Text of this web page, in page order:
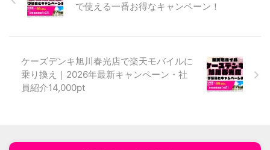
で使える一番お得なキャンペーン！
ケーズデンキ旭川春光店で楽天モバイルに
乗り換え｜2026年最新キャンペーン・社
員紹介14,000pt